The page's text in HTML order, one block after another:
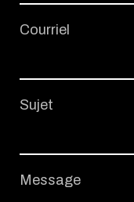
Courriel
Sujet
Message